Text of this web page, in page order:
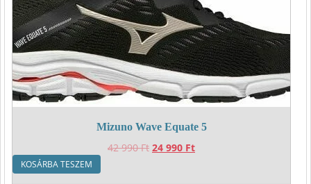
Mizuno Wave Equate 5
42 990Ft Original
24 990 FtCurrent
KOSÁRBA TESZEM